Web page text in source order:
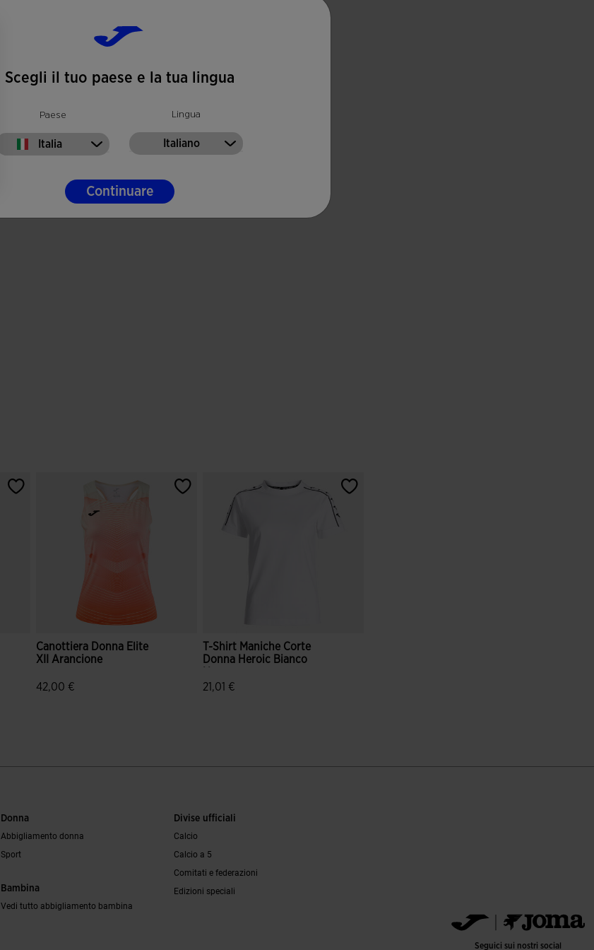
Canottiera Donna Elite
XII Arancione
42,00 €
T-Shirt Maniche Corte
Donna Heroic Bianco
21,01 €
Donna
Abbigliamento donna
Sport
Bambina
Vedi tutto abbigliamento bambina
Divise ufficiali
Calcio
Calcio a 5
Comitati e federazioni
Edizioni speciali
Seguici sui nostri social
Scegli il tuo paese e la tua lingua
Paese
Italia
Lingua
Italiano
Continuare